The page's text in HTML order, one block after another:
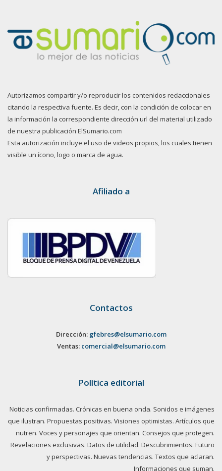
Autorizamos compartir y/o reproducir los contenidos redaccionales
citando la respectiva fuente. Es decir, con la condición de colocar en
la información la correspondiente dirección url del material utilizado
de nuestra publicación ElSumario.com
Esta autorización incluye el uso de videos propios, los cuales tienen
visible un ícono, logo o marca de agua.
Afiliado a
Contactos
Dirección: gfebres@elsumario.com
Ventas: comercial@elsumario.com
Política editorial
Noticias confirmadas. Crónicas en buena onda. Sonidos e imágenes
que ilustran. Propuestas positivas. Visiones optimistas. Artículos que
nutren. Voces y personajes que orientan. Consejos que protegen.
Revelaciones exclusivas. Datos de utilidad. Descubrimientos. Futuro
y perspectivas. Nuevas tendencias. Textos que aclaran.
Informaciones que suman.